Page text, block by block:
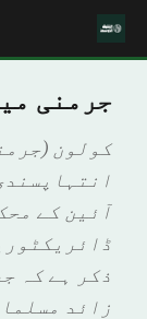
جرمنی میں 43 ہزار انتہا
آئین کے
زائد